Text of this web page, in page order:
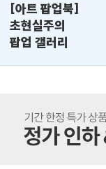
[아트 팝업북]
초현실주의
팝업 갤러리